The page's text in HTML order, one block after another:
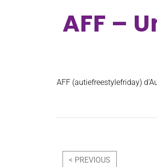
AFF –
AFF (autiefreestylefriday)
Navigation
< PREVIOUS